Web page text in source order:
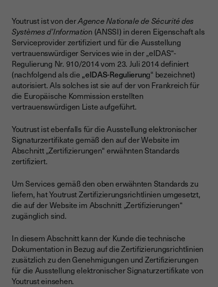
Youtrust ist von derAgence Nationale de Sécurité des
Systèmes d’Information (ANSSI) in deren Eigenschaft als
Serviceprovider zertifiziert und für die Ausstellung
vertrauenswürdiger Services wie in der „eIDAS“-
Regulierung Nr. 910/2014 vom 23. Juli 2014 definiert
(nachfolgend als die „eIDAS-Regulierung“ bezeichnet)
autorisiert. Als solches ist sie auf der von Frankreich für
die Europäische Kommission erstellten
vertrauenswürdigen Liste aufgeführt.
Youtrust ist ebenfalls für die Ausstellung elektronischer
Signaturzertifikate gemäß den auf der Website im
Abschnitt „Zertifizierungen“ erwähnten Standards
zertifiziert.
Um Services gemäß den oben erwähnten Standards zu
liefern, hat Youtrust Zertifizierungsrichtlinien umgesetzt,
die auf der Website im Abschnitt „Zertifizierungen“
zugänglich sind.
In diesem Abschnitt kann der Kunde die technische
Dokumentation in Bezug auf die Zertifizierungsrichtlinien
zusätzlich zu den Genehmigungen und Zertifizierungen
für die Ausstellung elektronischer Signaturzertifikate von
Youtrust einsehen.